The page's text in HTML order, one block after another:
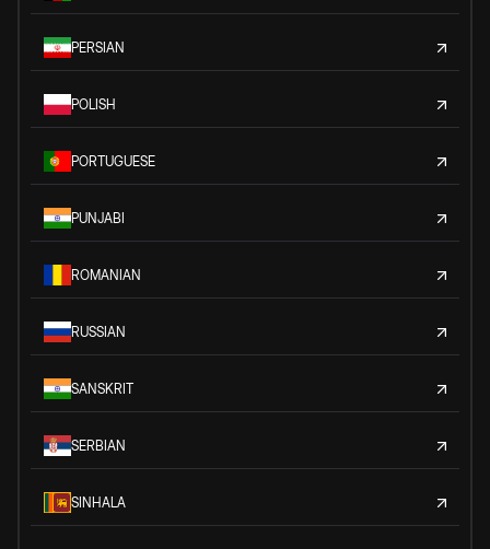
PERSIAN
POLISH
PORTUGUESE
PUNJABI
ROMANIAN
RUSSIAN
SANSKRIT
SERBIAN
SINHALA